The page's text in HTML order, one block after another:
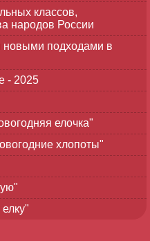
классов,
народов России
подходами в
- 2025
елочка"
хлопоты"